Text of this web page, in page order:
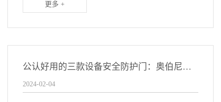
法国、迪拜、加拿大等50多个国家。为何这么...
更多 +
公认好用的三款设备安全防护门：奥伯尼、霍曼、西朗
2024-02-04